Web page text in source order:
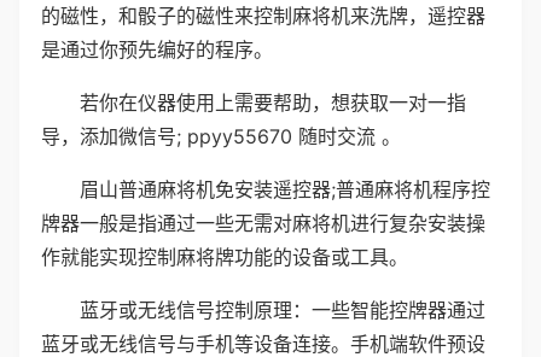
的磁性，和骰子的磁性来控制麻将机来洗牌，遥控器
是通过你预先编好的程序。
若你在仪器使用上需要帮助，想获取一对一指
导，添加微信号; ppyy55670 随时交流 。
眉山普通麻将机免安装遥控器;普通麻将机程序控
牌器一般是指通过一些无需对麻将机进行复杂安装操
作就能实现控制麻将牌功能的设备或工具。
蓝牙或无线信号控制原理：一些智能控牌器通过
蓝牙或无线信号与手机等设备连接。手机端软件预设